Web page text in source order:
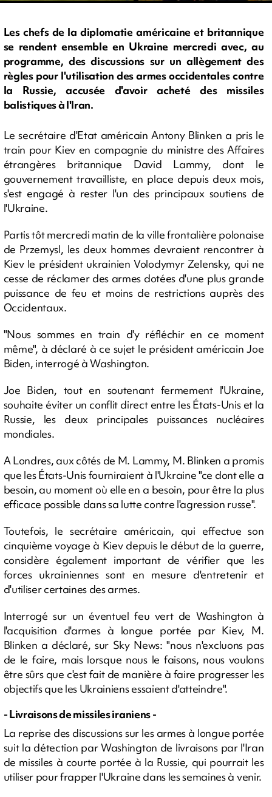
Les chefs de la diplomatie américaine et britannique
se rendent ensemble en Ukraine mercredi avec, au
programme, des discussions sur un allègement des
règles pour l'utilisation des armes occidentales contre
la Russie, accusée d'avoir acheté des missiles
balistiques à l'Iran.
Le secrétaire d'Etat américain Antony Blinken a pris le
train pour Kiev en compagnie du ministre des Affaires
étrangères britannique David Lammy, dont le
gouvernement travailliste, en place depuis deux mois,
s'est engagé à rester l'un des principaux soutiens de
l'Ukraine.
Partis tôt mercredi matin de la ville frontalière polonaise
de Przemysl, les deux hommes devraient rencontrer à
Kiev le président ukrainien Volodymyr Zelensky, qui ne
cesse de réclamer des armes dotées d'une plus grande
puissance de feu et moins de restrictions auprès des
Occidentaux.
"Nous sommes en train d'y réfléchir en ce moment
même", à déclaré à ce sujet le président américain Joe
Biden, interrogé à Washington.
Joe Biden, tout en soutenant fermement l'Ukraine,
souhaite éviter un conflit direct entre les États-Unis et la
Russie, les deux principales puissances nucléaires
mondiales.
A Londres, aux côtés de M. Lammy, M. Blinken a promis
que les États-Unis fourniraient à l'Ukraine "ce dont elle a
besoin, au moment où elle en a besoin, pour être la plus
efficace possible dans sa lutte contre l'agression russe".
Toutefois, le secrétaire américain, qui effectue son
cinquième voyage à Kiev depuis le début de la guerre,
considère également important de vérifier que les
forces ukrainiennes sont en mesure d'entretenir et
d'utiliser certaines des armes.
Interrogé sur un éventuel feu vert de Washington à
l'acquisition d'armes à longue portée par Kiev, M.
Blinken a déclaré, sur Sky News: "nous n'excluons pas
de le faire, mais lorsque nous le faisons, nous voulons
être sûrs que c'est fait de manière à faire progresser les
objectifs que les Ukrainiens essaient d'atteindre".
- Livraisons de missiles iraniens -
La reprise des discussions sur les armes à longue portée
suit la détection par Washington de livraisons par l'Iran
de missiles à courte portée à la Russie, qui pourrait les
utiliser pour frapper l'Ukraine dans les semaines à venir.